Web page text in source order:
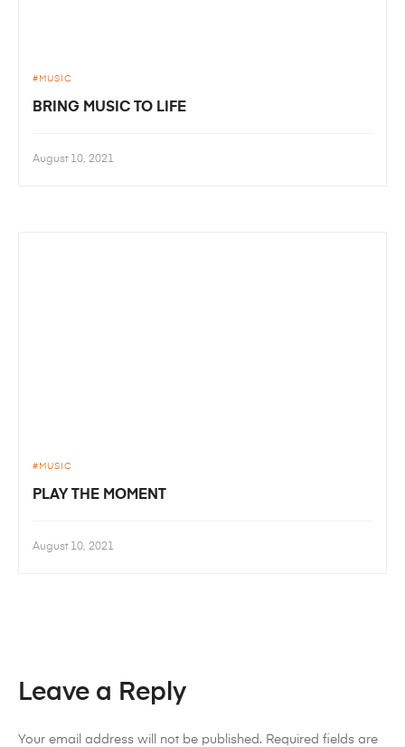
MUSIC
BRING MUSIC TO LIFE
August 10, 2021
MUSIC
PLAY THE MOMENT
August 10, 2021
Leave a Reply
Your email address will not be published. Required fields are